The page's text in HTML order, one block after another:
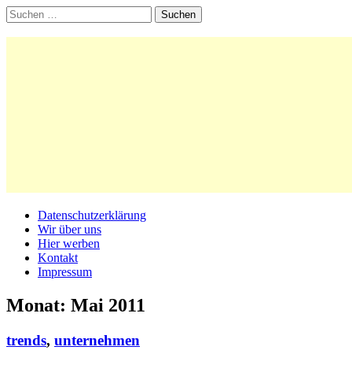
Suchen
nach:
Main
menu
Skip
content
Datenschutzerklärung
Wir über uns
Hier werben
Kontakt
Impressum
Monat: Mai 2011
trends, unternehmen